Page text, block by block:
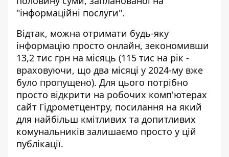
"інформаційні послуги".
Відтак, можна отримати будь-яку
інформацію просто онлайн, зекономивши
13,2 тис грн на місяць (115 тис на рік -
враховуючи, що два місяці у 2024-му вже
було пропущено). Для цього потрібно
просто відкрити на робочих комп'ютерах
сайт Гідрометцентру, посилання на який
для найбільш кмітливих та допитливих
комунальників залишаємо просто у цій
публікації.